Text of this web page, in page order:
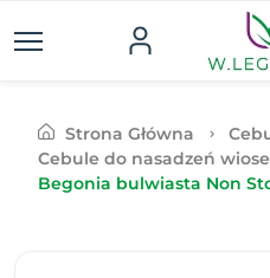
Strona Główna
Cebule do nasadzeń
Begonia bulwiasta Non